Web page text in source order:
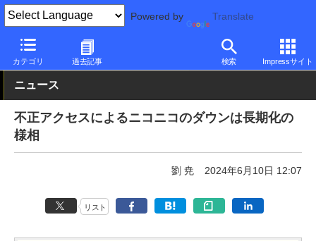
Powered by Translate
カテゴリ 過去記事 検索 Impressサイト
PC Watch 市場 サービス
ニュース
不正アクセスによるニコニコのダウンは長期化の
様相
劉 尭 2024年6月10日 12:07
リスト